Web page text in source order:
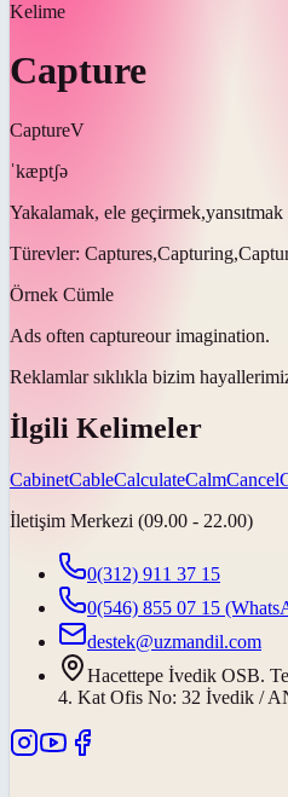
Kelime
Capture
CaptureV
ˈkæptʃə
Yakalamak, ele geçirmek,yansıtmak
Türevler:
Örnek Cümle
Ads often captureour imagination.
Reklamlar sıklıkla bizim
İlgili Kelimeler
CabinetCableCalculateCalmCancel
İletişim Merkezi (09.00 - 22.00)
0(312) 911 37 15
0(546) 855 07 15
destek@uzmandil.com
Hacettepe İvedik OSB.
4. Kat Ofis No: 32 İvedik /